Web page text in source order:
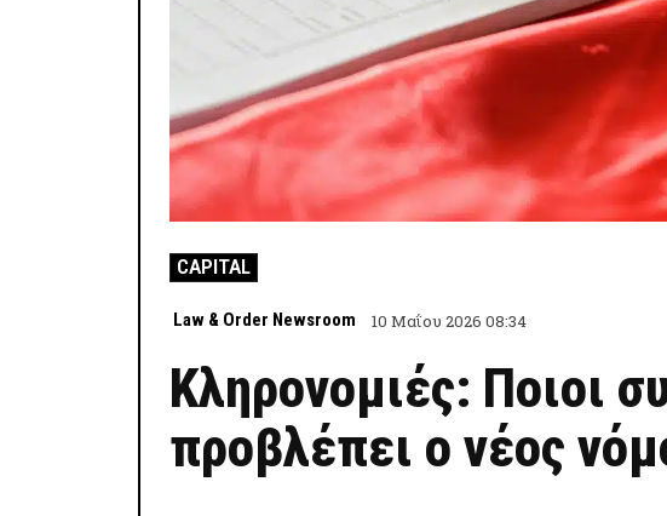
CAPITAL
Law & Order Newsroom 10 Μαΐου 2026 08:34
Κληρονομιές: Ποιοι
προβλέπει ο νέος